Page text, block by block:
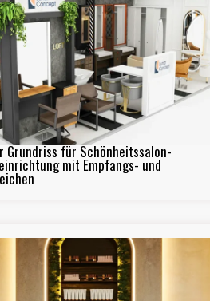
Grundriss für Schönheitssalon-
mit Empfangs- und